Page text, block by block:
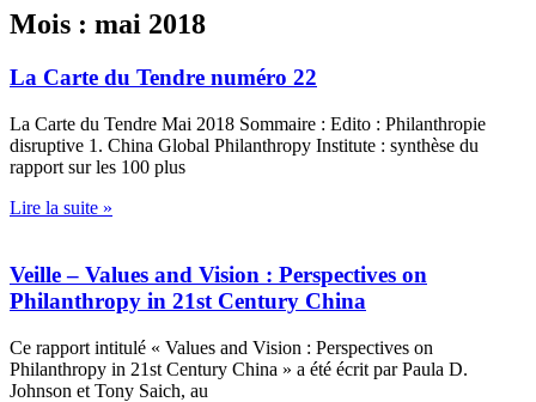
Mois : mai 2018
La Carte du Tendre numéro 22
La Carte du Tendre Mai 2018 Sommaire : Edito : Philanthropie
disruptive 1. China Global Philanthropy Institute : synthèse du
rapport sur les 100 plus
Lire la suite »
Veille – Values and Vision : Perspectives on
Philanthropy in 21st Century China
Ce rapport intitulé « Values and Vision : Perspectives on
Philanthropy in 21st Century China » a été écrit par Paula D.
Johnson et Tony Saich, au